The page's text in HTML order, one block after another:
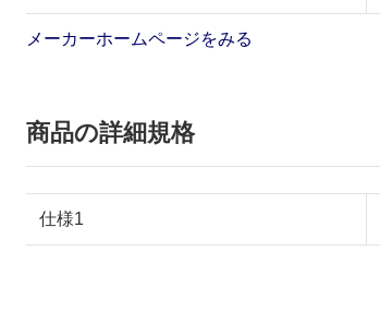
メーカーホームページをみる
商品の詳細規格
仕様1